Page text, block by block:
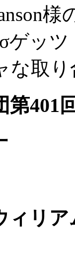
ゲッツ
な取
第401
ィリ